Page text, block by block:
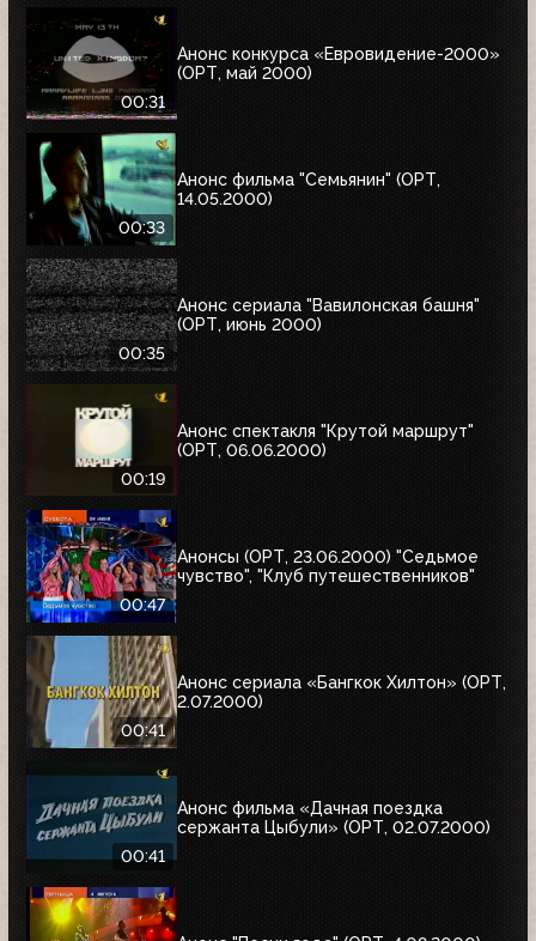
00:31
Анонс конкурса «Евровидение-2000»
(ОРТ, май 2000)
00:33
Анонс фильма "Семьянин" (ОРТ,
14.05.2000)
00:35
Анонс сериала "Вавилонская башня"
(ОРТ, июнь 2000)
00:19
Анонс спектакля "Крутой маршрут"
(ОРТ, 06.06.2000)
00:47
Анонсы (ОРТ, 23.06.2000) "Седьмое
чувство", "Клуб путешественников"
00:41
Анонс сериала «Бангкок Хилтон» (ОРТ,
2.07.2000)
00:41
Анонс фильма «Дачная поездка
сержанта Цыбули» (ОРТ, 02.07.2000)